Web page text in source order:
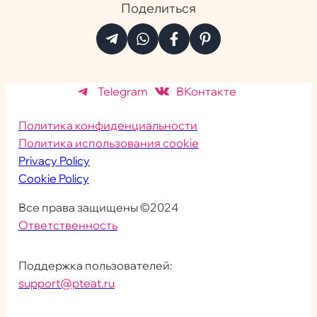
Поделиться
Telegram ВКонтакте
Политика конфиденциальности
Политика использования cookie
Privacy Policy
Cookie Policy
Все права защищены ©2024
Ответственность
Поддержка пользователей:
support@pteat.ru